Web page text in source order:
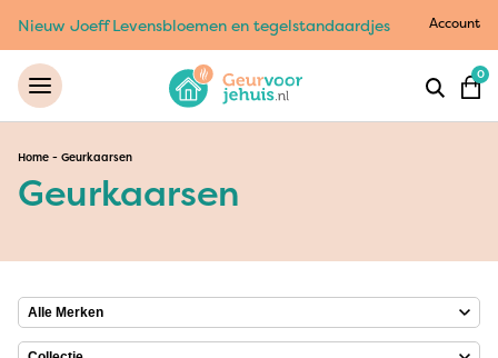
Nieuw Joeff Levensbloemen en tegelstandaardjes Account
0
Home - Geurkaarsen
Geurkaarsen